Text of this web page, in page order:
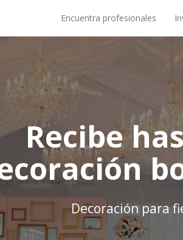
Encuentra profesionales
Recibe
Decoración para